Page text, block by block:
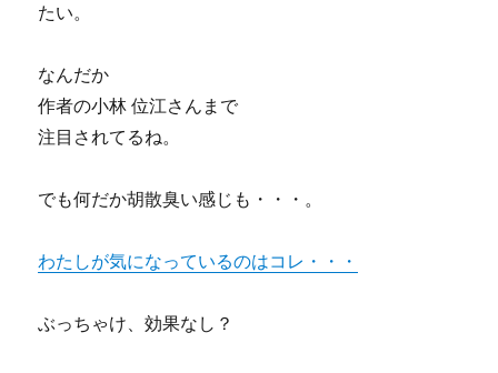
たい。
なんだか
作者の小林 位江さんまで
注目されてるね。
でも何だか胡散臭い感じも・・・。
わたしが気になっているのはコレ・・・
ぶっちゃけ、効果なし？